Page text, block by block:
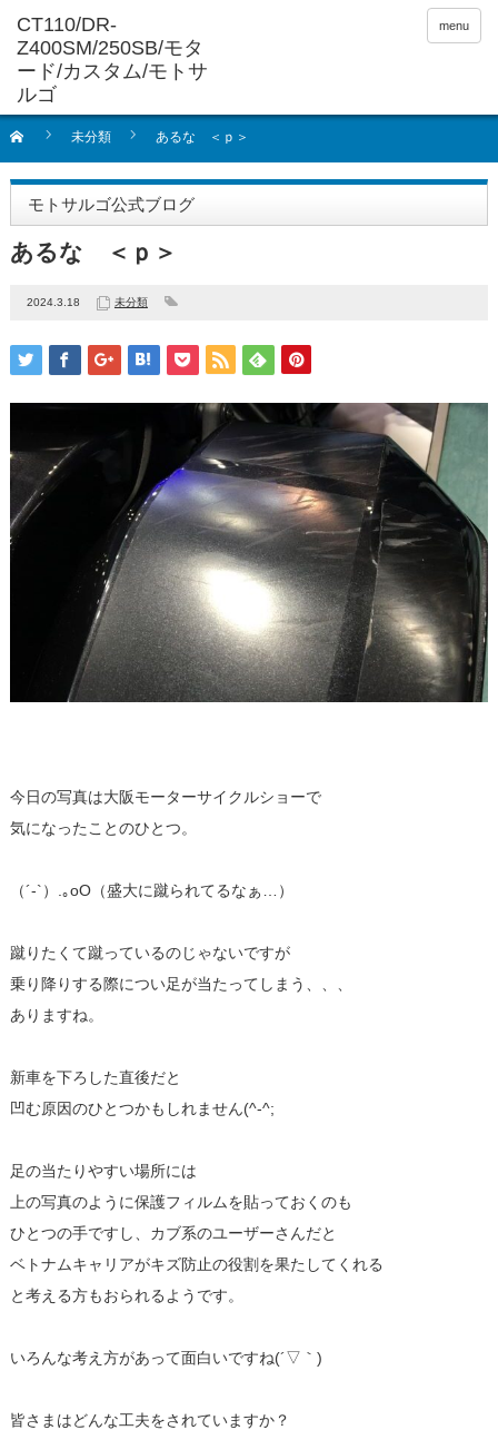
menu
未分類 あるな ＜ｐ＞
モトサルゴ公式ブログ
あるな ＜ｐ＞
2024.3.18 未分類
今日の写真は大阪モーターサイクルショーで
気になったことのひとつ。
（´-`）.｡oO（盛大に蹴られてるなぁ…）
蹴りたくて蹴っているのじゃないですが
乗り降りする際につい足が当たってしまう、、、
ありますね。
新車を下ろした直後だと
凹む原因のひとつかもしれません(^-^;
足の当たりやすい場所には
上の写真のように保護フィルムを貼っておくのも
ひとつの手ですし、カブ系のユーザーさんだと
ベトナムキャリアがキズ防止の役割を果たしてくれる
と考える方もおられるようです。
いろんな考え方があって面白いですね(´▽｀)
皆さまはどんな工夫をされていますか？